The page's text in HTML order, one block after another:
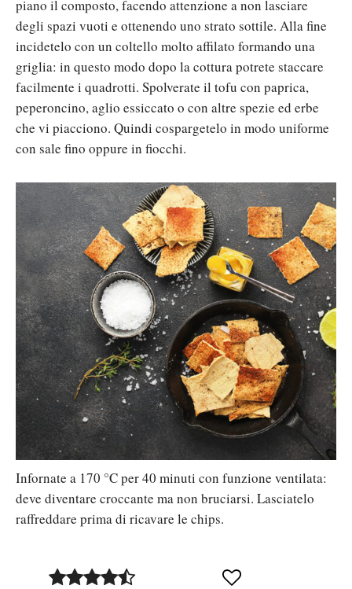
piano il composto, facendo attenzione a non lasciare
degli spazi vuoti e ottenendo uno strato sottile. Alla fine
incidetelo con un coltello molto affilato formando una
griglia: in questo modo dopo la cottura potrete staccare
facilmente i quadrotti. Spolverate il tofu con paprica,
peperoncino, aglio essiccato o con altre spezie ed erbe
che vi piacciono. Quindi cospargetelo in modo uniforme
con sale fino oppure in fiocchi.
Infornate a 170 °C per 40 minuti con funzione ventilata:
deve diventare croccante ma non bruciarsi. Lasciatelo
raffreddare prima di ricavare le chips.